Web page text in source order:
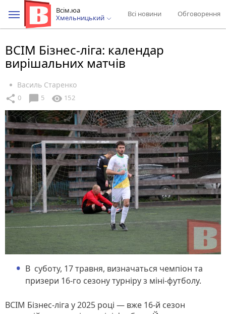
Всім.юа
Хмельницький
Всі новини Обговорення
ВСІМ Бізнес-ліга: календар
вирішальних матчів
Василь Старенко
share 0 chat_bubble 5 visibility 152
В суботу, 17 травня, визначаться чемпіон та
призери 16-го сезону турніру з міні-футболу.
ВСІМ Бізнес-ліга у 2025 році — вже 16-й сезон